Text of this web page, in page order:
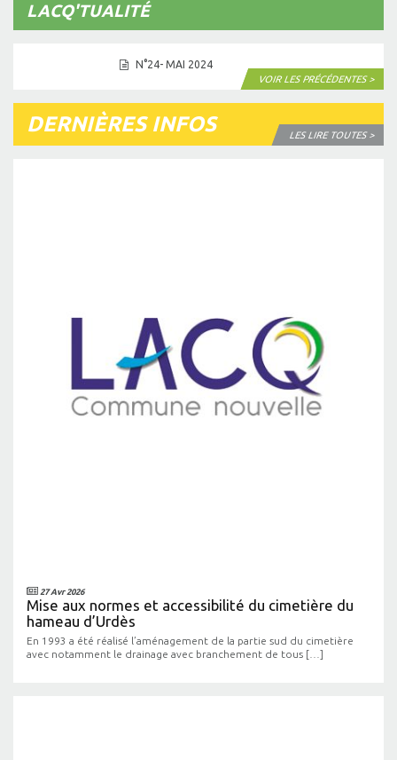
LACQ'TUALITÉ
N°24- MAI 2024
VOIR LES PRÉCÉDENTES >
DERNIÈRES INFOS LES LIRE TOUTES >
27 Avr 2026
Mise aux normes et accessibilité du cimetière du
hameau d’Urdès
En 1993 a été réalisé l’aménagement de la partie sud du cimetière
avec notamment le drainage avec branchement de tous […]